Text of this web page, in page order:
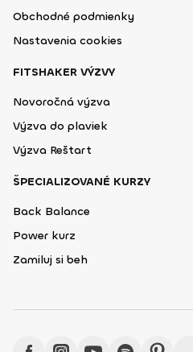
Obchodné podmienky
Nastavenia cookies
FITSHAKER VÝZVY
Novoročná výzva
Výzva do plaviek
Výzva Reštart
ŠPECIALIZOVANÉ KURZY
Back Balance
Power kurz
Zamiluj si beh